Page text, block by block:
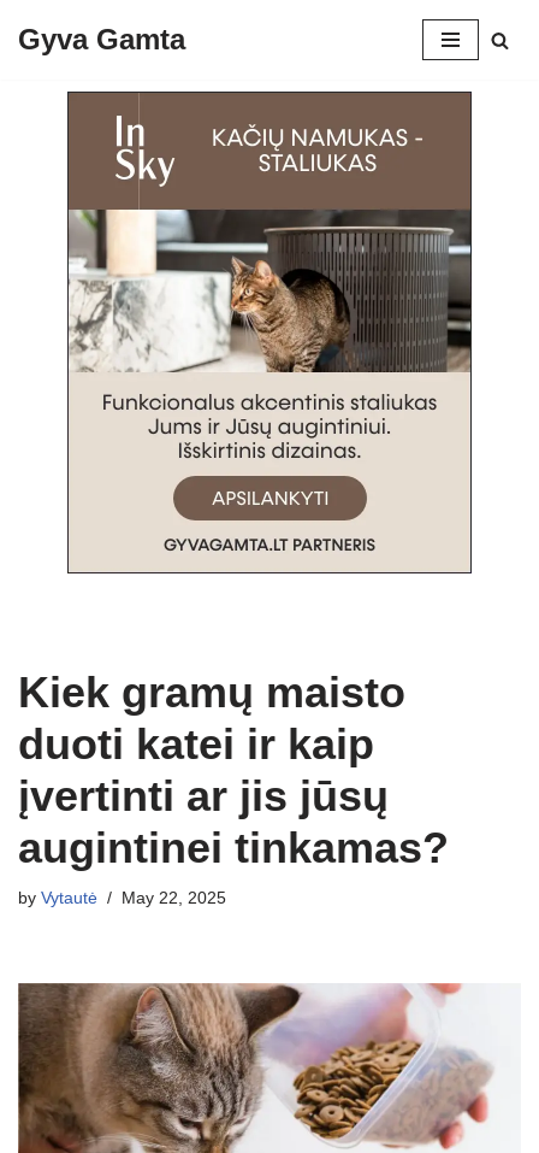
Gyva Gamta
Kiek gramų maisto
duoti katei ir kaip
įvertinti ar jis jūsų
augintinei tinkamas?
by Vytautė May 22, 2025